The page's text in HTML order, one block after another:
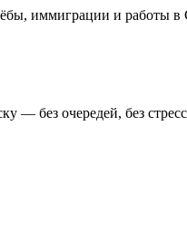
иммиграции и работы
без очередей, без